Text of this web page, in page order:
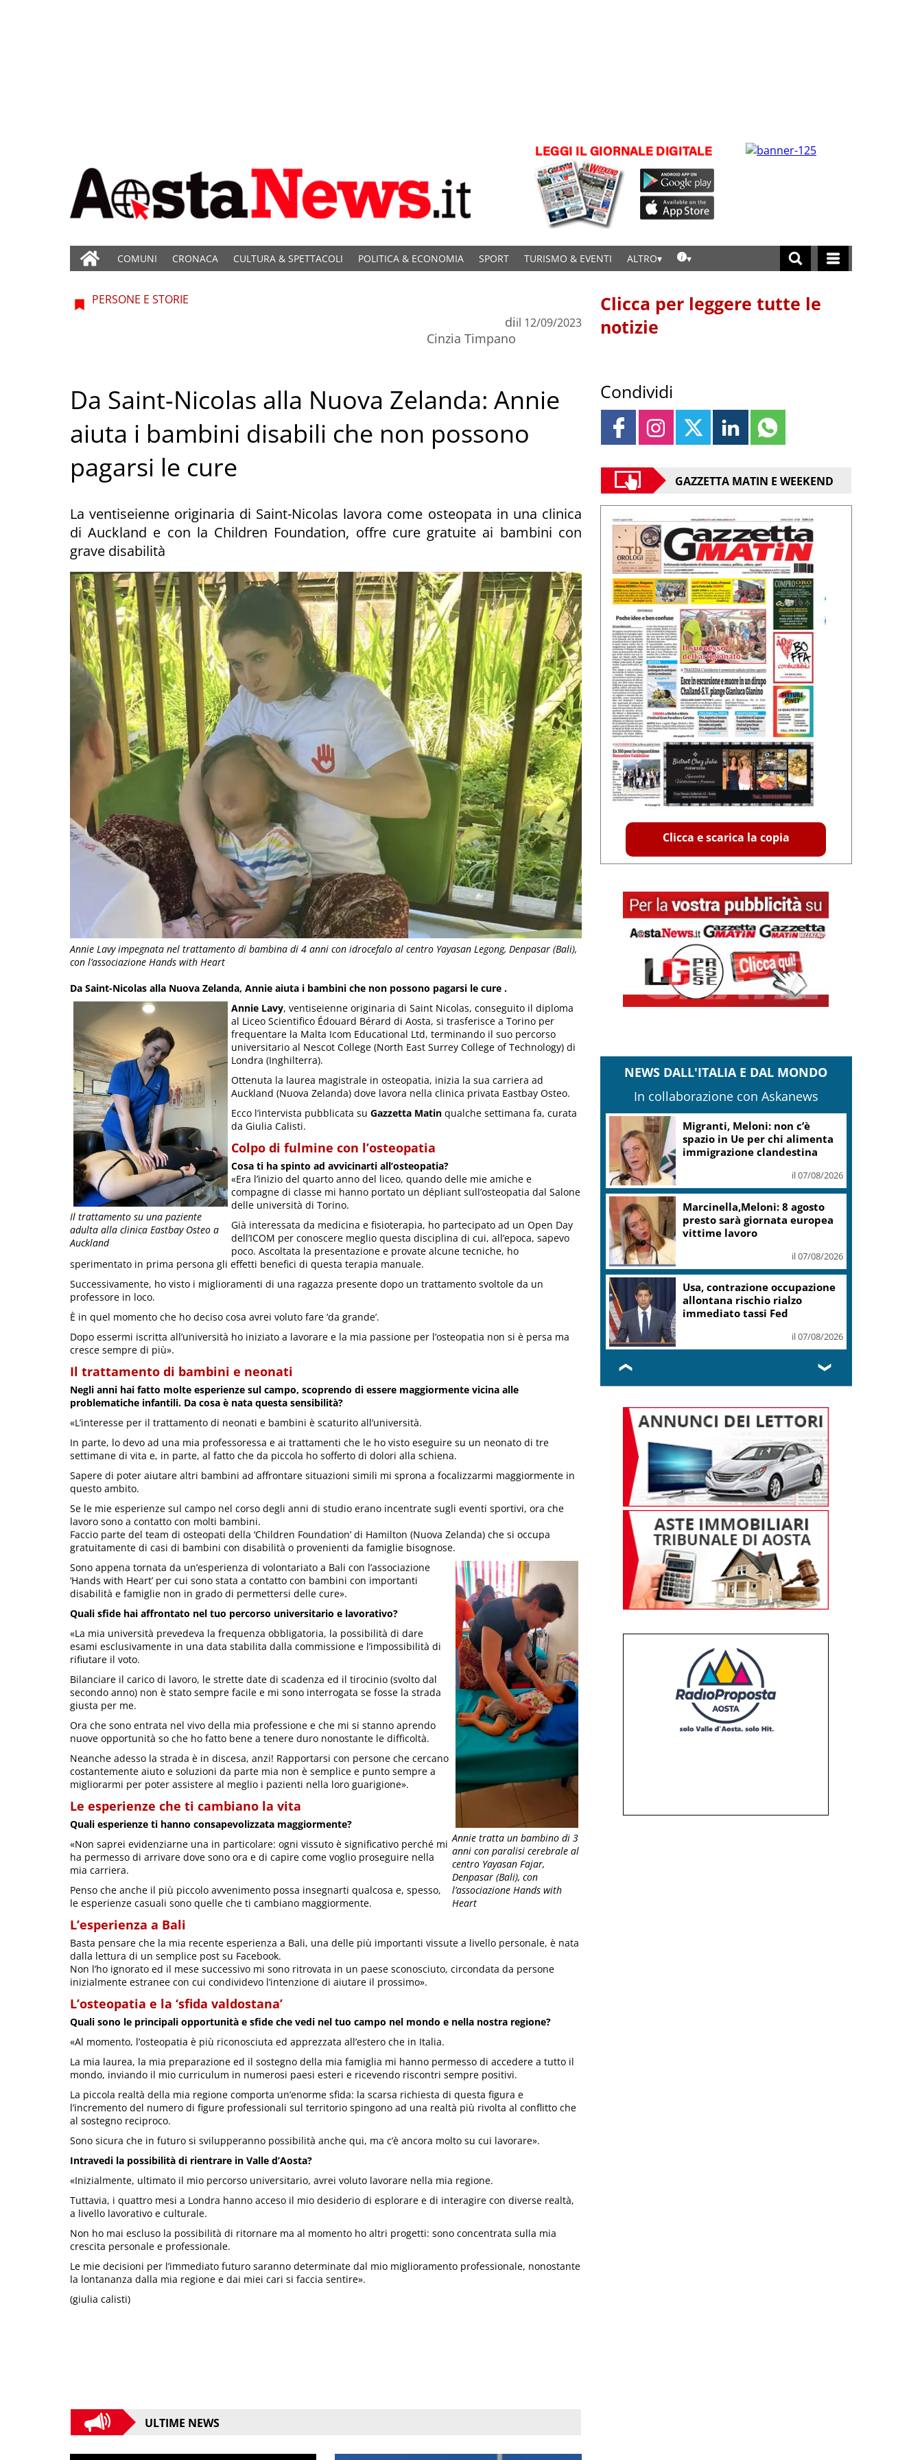
COMUNI CRONACA CULTURA & SPETTACOLI POLITICA & ECONOMIA SPORT TURISMO & EVENTI ALTRO
Annie Lavy impegnata nel trattamento di bambina di 4 anni con idrocefalo al centro Yayasan Legong, Denpasar (Bali),
con l’associazione Hands with Heart
PERSONE E STORIE
di
Cinzia Timpano
il 12/09/2023
Da Saint-Nicolas alla Nuova Zelanda: Annie
aiuta i bambini disabili che non possono
pagarsi le cure
La ventiseienne originaria di Saint-Nicolas lavora come osteopata in una clinica
di Auckland e con la Children Foundation, offre cure gratuite ai bambini con
grave disabilità
Da Saint-Nicolas alla Nuova Zelanda, Annie aiuta i bambini che non possono pagarsi le cure .
Il trattamento su una paziente
adulta alla clinica Eastbay Osteo a
Auckland
Annie Lavy, ventiseienne originaria di Saint Nicolas, conseguito il diploma
al Liceo Scientifico Édouard Bérard di Aosta, si trasferisce a Torino per
frequentare la Malta Icom Educational Ltd, terminando il suo percorso
universitario al Nescot College (North East Surrey College of Technology) di
Londra (Inghilterra).
Ottenuta la laurea magistrale in osteopatia, inizia la sua carriera ad
Auckland (Nuova Zelanda) dove lavora nella clinica privata Eastbay Osteo.
Ecco l’intervista pubblicata su Gazzetta Matin qualche settimana fa, curata
da Giulia Calisti.
Colpo di fulmine con l’osteopatia
Cosa ti ha spinto ad avvicinarti all’osteopatia?
«Era l’inizio del quarto anno del liceo, quando delle mie amiche e
compagne di classe mi hanno portato un dépliant sull’osteopatia dal Salone
delle università di Torino.
Già interessata da medicina e fisioterapia, ho partecipato ad un Open Day
dell’ICOM per conoscere meglio questa disciplina di cui, all’epoca, sapevo
poco. Ascoltata la presentazione e provate alcune tecniche, ho
sperimentato in prima persona gli effetti benefici di questa terapia manuale.
Successivamente, ho visto i miglioramenti di una ragazza presente dopo un trattamento svoltole da un
professore in loco.
È in quel momento che ho deciso cosa avrei voluto fare ‘da grande’.
Dopo essermi iscritta all’università ho iniziato a lavorare e la mia passione per l’osteopatia non si è persa ma
cresce sempre di più».
Il trattamento di bambini e neonati
Negli anni hai fatto molte esperienze sul campo, scoprendo di essere maggiormente vicina alle
problematiche infantili. Da cosa è nata questa sensibilità?
«L’interesse per il trattamento di neonati e bambini è scaturito all’università.
In parte, lo devo ad una mia professoressa e ai trattamenti che le ho visto eseguire su un neonato di tre
settimane di vita e, in parte, al fatto che da piccola ho sofferto di dolori alla schiena.
Sapere di poter aiutare altri bambini ad affrontare situazioni simili mi sprona a focalizzarmi maggiormente in
questo ambito.
Se le mie esperienze sul campo nel corso degli anni di studio erano incentrate sugli eventi sportivi, ora che
lavoro sono a contatto con molti bambini.
Faccio parte del team di osteopati della ‘Children Foundation’ di Hamilton (Nuova Zelanda) che si occupa
gratuitamente di casi di bambini con disabilità o provenienti da famiglie bisognose.
Annie tratta un bambino di 3
anni con paralisi cerebrale al
centro Yayasan Fajar,
Denpasar (Bali), con
l’associazione Hands with
Heart
Sono appena tornata da un’esperienza di volontariato a Bali con l’associazione
‘Hands with Heart’ per cui sono stata a contatto con bambini con importanti
disabilità e famiglie non in grado di permettersi delle cure».
Quali sfide hai affrontato nel tuo percorso universitario e lavorativo?
«La mia università prevedeva la frequenza obbligatoria, la possibilità di dare
esami esclusivamente in una data stabilita dalla commissione e l’impossibilità di
rifiutare il voto.
Bilanciare il carico di lavoro, le strette date di scadenza ed il tirocinio (svolto dal
secondo anno) non è stato sempre facile e mi sono interrogata se fosse la strada
giusta per me.
Ora che sono entrata nel vivo della mia professione e che mi si stanno aprendo
nuove opportunità so che ho fatto bene a tenere duro nonostante le difficoltà.
Neanche adesso la strada è in discesa, anzi! Rapportarsi con persone che cercano
costantemente aiuto e soluzioni da parte mia non è semplice e punto sempre a
migliorarmi per poter assistere al meglio i pazienti nella loro guarigione».
Le esperienze che ti cambiano la vita
Quali esperienze ti hanno consapevolizzata maggiormente?
«Non saprei evidenziarne una in particolare: ogni vissuto è significativo perché mi
ha permesso di arrivare dove sono ora e di capire come voglio proseguire nella
mia carriera.
Penso che anche il più piccolo avvenimento possa insegnarti qualcosa e, spesso,
le esperienze casuali sono quelle che ti cambiano maggiormente.
L’esperienza a Bali
Basta pensare che la mia recente esperienza a Bali, una delle più importanti vissute a livello personale, è nata
dalla lettura di un semplice post su Facebook.
Non l’ho ignorato ed il mese successivo mi sono ritrovata in un paese sconosciuto, circondata da persone
inizialmente estranee con cui condividevo l’intenzione di aiutare il prossimo».
L’osteopatia e la ‘sfida valdostana’
Quali sono le principali opportunità e sfide che vedi nel tuo campo nel mondo e nella nostra regione?
«Al momento, l’osteopatia è più riconosciuta ed apprezzata all’estero che in Italia.
La mia laurea, la mia preparazione ed il sostegno della mia famiglia mi hanno permesso di accedere a tutto il
mondo, inviando il mio curriculum in numerosi paesi esteri e ricevendo riscontri sempre positivi.
La piccola realtà della mia regione comporta un’enorme sfida: la scarsa richiesta di questa figura e
l’incremento del numero di figure professionali sul territorio spingono ad una realtà più rivolta al conflitto che
al sostegno reciproco.
Sono sicura che in futuro si svilupperanno possibilità anche qui, ma c’è ancora molto su cui lavorare».
Intravedi la possibilità di rientrare in Valle d’Aosta?
«Inizialmente, ultimato il mio percorso universitario, avrei voluto lavorare nella mia regione.
Tuttavia, i quattro mesi a Londra hanno acceso il mio desiderio di esplorare e di interagire con diverse realtà,
a livello lavorativo e culturale.
Non ho mai escluso la possibilità di ritornare ma al momento ho altri progetti: sono concentrata sulla mia
crescita personale e professionale.
Le mie decisioni per l’immediato futuro saranno determinate dal mio miglioramento professionale, nonostante
la lontananza dalla mia regione e dai miei cari si faccia sentire».
(giulia calisti)
ULTIME NEWS
Clicca per leggere tutte le
notizie
Condividi
GAZZETTA MATIN E WEEKEND
Clicca e scarica la copia
NEWS DALL'ITALIA E DAL MONDO
In collaborazione con Askanews
Migranti, Meloni: non c’è
spazio in Ue per chi alimenta
immigrazione clandestina
il 07/08/2026
Marcinella,Meloni: 8 agosto
presto sarà giornata europea
vittime lavoro
il 07/08/2026
Usa, contrazione occupazione
allontana rischio rialzo
immediato tassi Fed
il 07/08/2026
❮ ❯